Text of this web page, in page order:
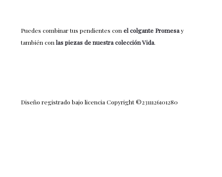
Puedes combinar tus pendientes conel colgante Promesay
también conlas piezas de nuestra colección Vida.
Diseño registrado bajo licencia Copyright ©2311126101280